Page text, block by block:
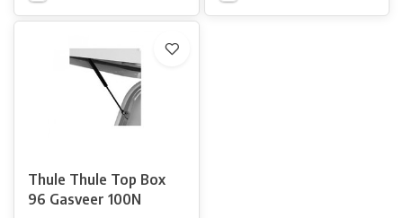
Thule Thule Top Box
96 Gasveer 100N